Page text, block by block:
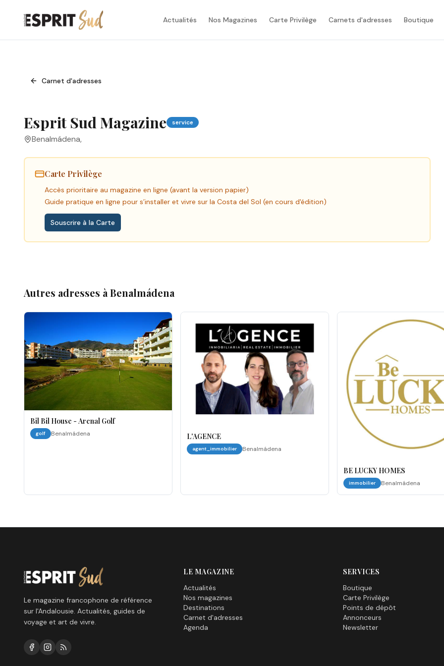
Actualités Nos Magazines Carte Privilège Carnets d'adresses Boutique
Carnet d'adresses
Esprit Sud Magazine service
Benalmádena,
Carte Privilège
Accès prioritaire au magazine en ligne (avant la version papier)
Guide pratique en ligne pour s’installer et vivre sur la Costa del Sol (en cours d'édition)
Souscrire à la Carte
Autres adresses à Benalmádena
Bil Bil House - Arenal Golf
golf Benalmádena L'AGENCE
agent_immobilier Benalmádena
BE LUCKY HOMES
immobilier Benalmádena
Le magazine francophone de référence
sur l'Andalousie. Actualités, guides de
voyage et art de vivre.
LE MAGAZINE
Actualités
Nos magazines
Destinations
Carnet d'adresses
Agenda
SERVICES
Boutique
Carte Privilège
Points de dépôt
Annonceurs
Newsletter